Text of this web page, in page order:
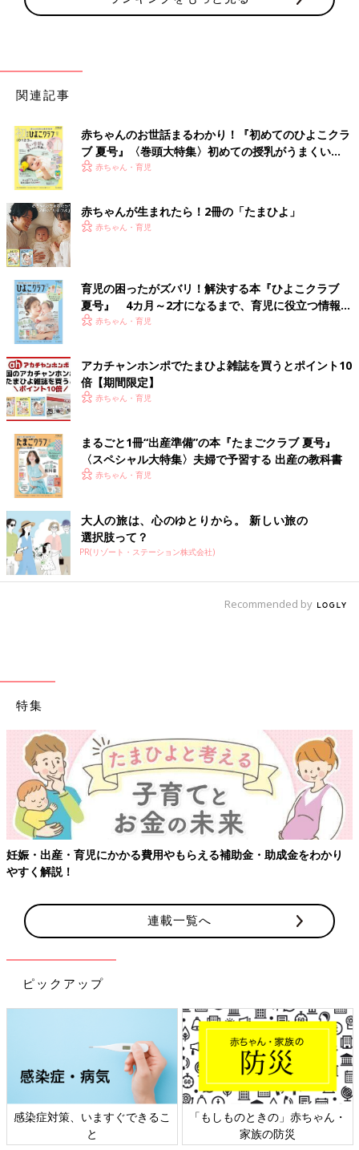
関連記事
赤ちゃんのお世話まるわかり！『初めてのひよこクラ
ブ 夏号』〈巻頭大特集〉初めての授乳がうまくい
く！ おっぱい・ミルクの基本と夏のトラブル 解決テ
赤ちゃん・育児
赤ちゃんが生まれたら！2冊の「たまひよ」
赤ちゃん・育児
育児の困ったがズバリ！解決する本『ひよこクラブ
夏号』 4カ月～2才になるまで、育児に役立つ情報が
いっぱい！
赤ちゃん・育児
アカチャンホンポでたまひよ雑誌を買うとポイント10
倍【期間限定】
赤ちゃん・育児
まるごと1冊“出産準備”の本『たまごクラブ 夏号』
〈スペシャル大特集〉夫婦で予習する 出産の教科書
赤ちゃん・育児
大人の旅は、心のゆとりから。 新しい旅の
選択肢って？
PR(リゾート・ステーション株式会社)
Recommended by
特集
妊娠・出産・育児にかかる費用やもらえる補助金・助成金をわかり
やすく解説！
連載一覧へ
ピックアップ
感染症対策、いますぐできるこ
と
「もしものときの」赤ちゃん・
家族の防災